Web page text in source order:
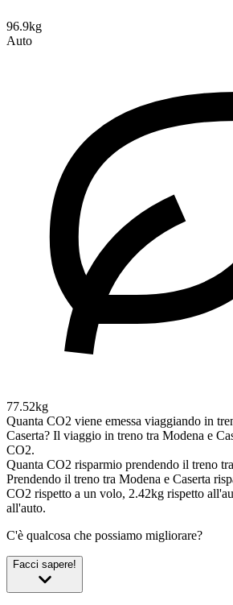
96.9kg
Auto
77.52kg
Quanta CO2 viene emessa viaggiando in
Caserta? Il viaggio in treno tra Modena e
CO2.
Quanta CO2 risparmio prendendo il treno
Prendendo il treno tra Modena e Caserta
CO2 rispetto a un volo, 2.42kg rispetto
all'auto.
C'è qualcosa che possiamo migliorare?
Facci sapere!